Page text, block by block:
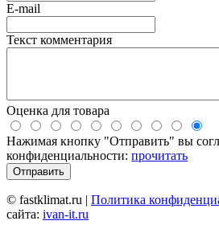
E-mail
Текст комментария
Оценка для товара
Нажимая кнопку "Отправить" вы
конфиденциальности: прочитать
© fastklimat.ru | Политика
сайта: ivan-it.ru